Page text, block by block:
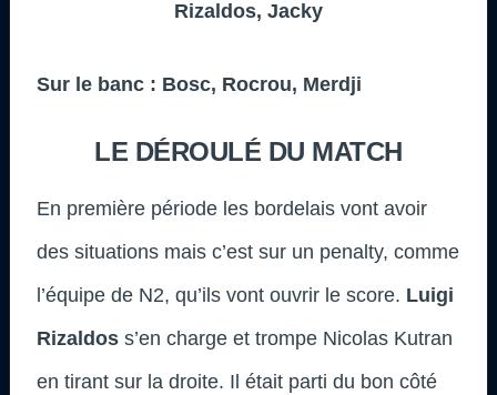
Rizaldos, Jacky
Sur le banc : Bosc, Rocrou, Merdji
LE DÉROULÉ DU MATCH
En première période les bordelais vont avoir
des situations mais c’est sur un penalty, comme
l’équipe de N2, qu’ils vont ouvrir le score. Luigi
Rizaldos s’en charge et trompe Nicolas Kutran
en tirant sur la droite. Il était parti du bon côté